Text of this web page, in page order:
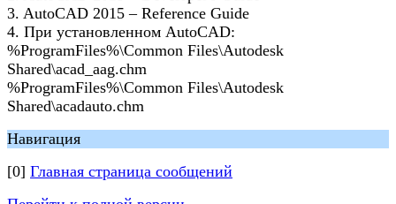
3. AutoCAD 2015 – Reference Guide
4. При установленном AutoCAD:
%ProgramFiles%\Common Files\Autodesk
Shared\acad_aag.chm
%ProgramFiles%\Common Files\Autodesk
Shared\acadauto.chm
Навигация
[0] Главная страница сообщений